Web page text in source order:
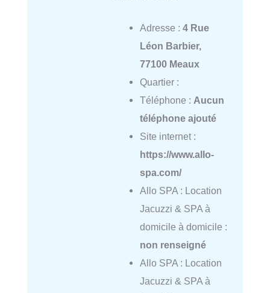
Adresse : 4 Rue
Léon Barbier,
77100 Meaux
Quartier :
Téléphone : Aucun
téléphone ajouté
Site internet :
https://www.allo-
spa.com/
Allo SPA : Location
Jacuzzi & SPA à
domicile à domicile :
non renseigné
Allo SPA : Location
Jacuzzi & SPA à